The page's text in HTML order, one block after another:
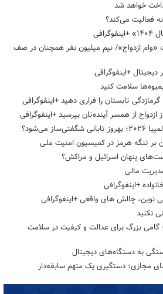
فعالیت می‌کند؟
پرداخت «وام ازدواج»/ نیم میلیون نفر همچنان در صف
+اینفوگرافی
سلامت کنید
تابستان را فراری دهید +اینفوگرافی
می‌شود؟
بر تنگه هرمز در کمیسیون امنیت ملی
پنهان اسرائیل و مراکش؟
مالی
+اینفوگرافی
نوین، چالش های واقعی +اینفوگرافی
نکنید
گامی بزرگ برای عدالت و کیفیت در سلامت
به دستگاه‌های دیجیتال
مجازی؛ دستگیری یک متهم سابقه‌دار